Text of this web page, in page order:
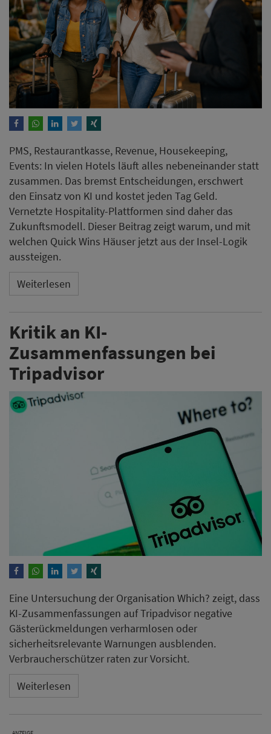
PMS, Restaurantkasse, Revenue, Housekeeping,
Events: In vielen Hotels läuft alles nebeneinander statt
zusammen. Das bremst Entscheidungen, erschwert
den Einsatz von KI und kostet jeden Tag Geld.
Vernetzte Hospitality-Plattformen sind daher das
Zukunftsmodell. Dieser Beitrag zeigt warum, und mit
welchen Quick Wins Häuser jetzt aus der Insel-Logik
aussteigen.
Kritik an KI-
Zusammenfassungen bei
Tripadvisor
Eine Untersuchung der Organisation Which? zeigt, dass
KI-Zusammenfassungen auf Tripadvisor negative
Gästerückmeldungen verharmlosen oder
sicherheitsrelevante Warnungen ausblenden.
Verbraucherschützer raten zur Vorsicht.
Weiterlesen